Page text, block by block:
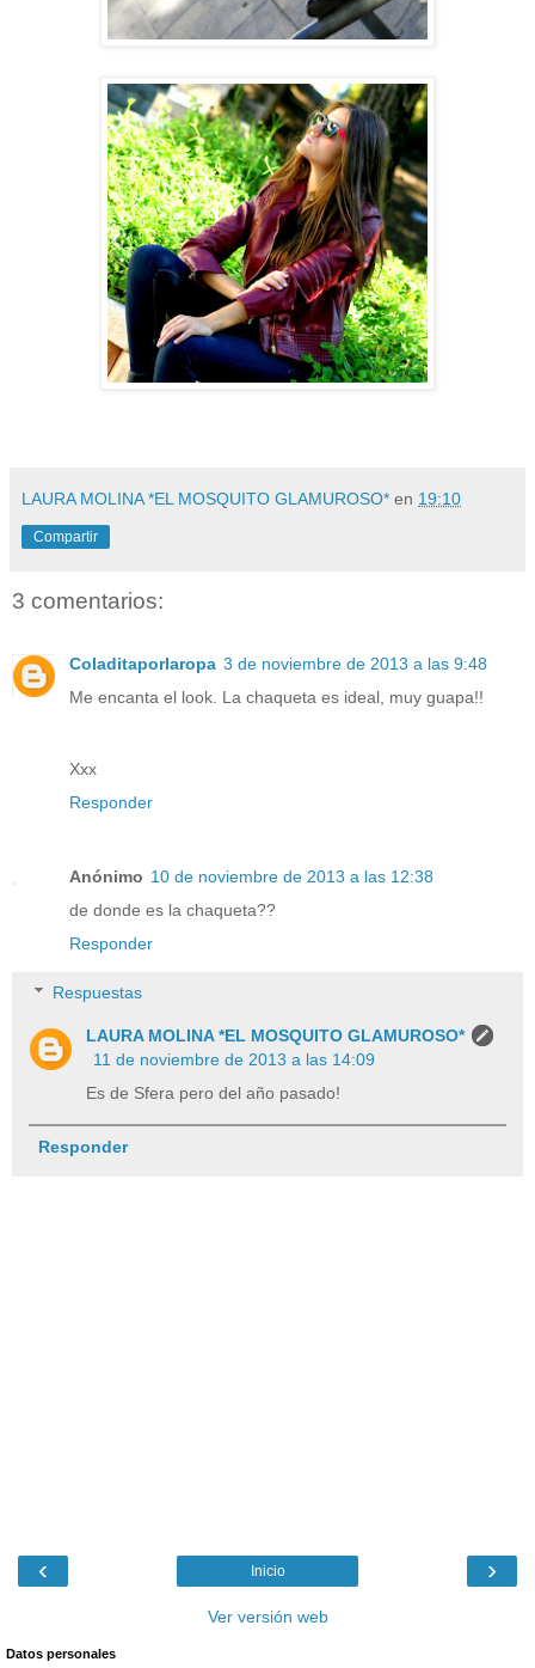
LAURA MOLINA *EL MOSQUITO GLAMUROSO* en 19:10
Compartir
3 comentarios:
Coladitaporlaropa 3 de noviembre de 2013 a las 9:48
Me encanta el look. La chaqueta es ideal, muy guapa!!
Xxx
Responder
Anónimo 10 de noviembre de 2013 a las 12:38
de donde es la chaqueta??
Responder
Respuestas
LAURA MOLINA *EL MOSQUITO GLAMUROSO*
11 de noviembre de 2013 a las 14:09
Es de Sfera pero del año pasado!
Responder
‹ ›
Inicio
Ver versión web
Datos personales